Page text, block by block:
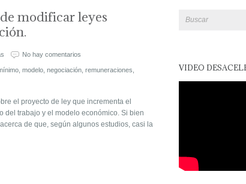
modificar leyes
No hay comentarios
modelo negociación remuneraciones
el proyecto de ley que incrementa el
del trabajo y el modelo económico. Si bien
de que, según algunos estudios, casi la
VIDEO